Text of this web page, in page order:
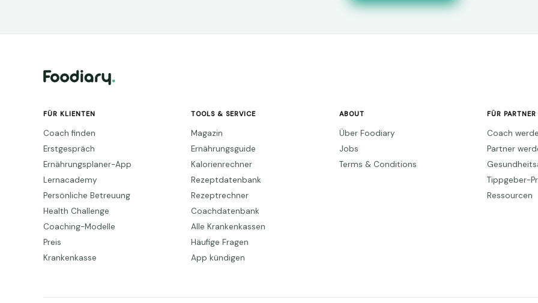
FÜR KLIENTEN
Coach finden
Erstgespräch
Ernährungsplaner-App
Lernacademy
Persönliche Betreuung
Health Challenge
Coaching-Modelle
Preis
Krankenkasse
TOOLS & SERVICE
Magazin
Ernährungsguide
Kalorienrechner
Rezeptdatenbank
Rezeptrechner
Coachdatenbank
Alle Krankenkassen
Häufige Fragen
App kündigen
ABOUT
Über Foodiary
Jobs
Terms & Conditions
FÜR PARTNER
Coach
Partner
Tippgeber-
Ressourcen